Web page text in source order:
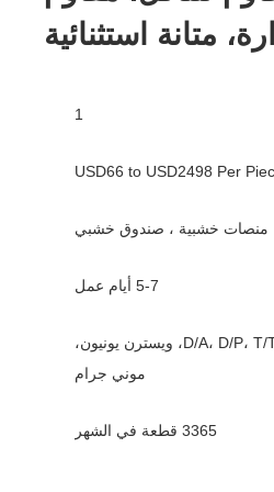
متانة استثنائية
1
USD66 to USD2498 Per
منصات خشبية ، صندوق خشبي
5-7 أيام عمل
خطاب الاعتماد، D/A، D/P، T/T، ويسترن يونيون،
موني جرام
3365 قطعة في الشهر